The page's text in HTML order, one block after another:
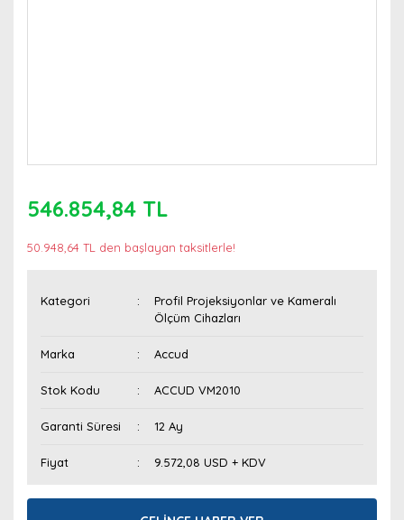
546.854,84 TL
50.948,64 TL den başlayan taksitlerle!
Kategori
Profil Projeksiyonlar ve Kameralı
Ölçüm Cihazları
Marka Accud
Stok Kodu ACCUD VM2010
Garanti Süresi 12 Ay
Fiyat 9.572,08 USD + KDV